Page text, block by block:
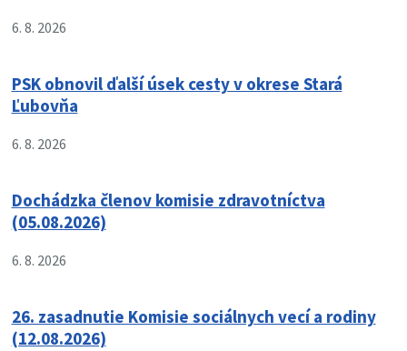
6. 8. 2026
PSK obnovil ďalší úsek cesty v okrese Stará
Ľubovňa
6. 8. 2026
Dochádzka členov komisie zdravotníctva
(05.08.2026)
6. 8. 2026
26. zasadnutie Komisie sociálnych vecí a rodiny
(12.08.2026)